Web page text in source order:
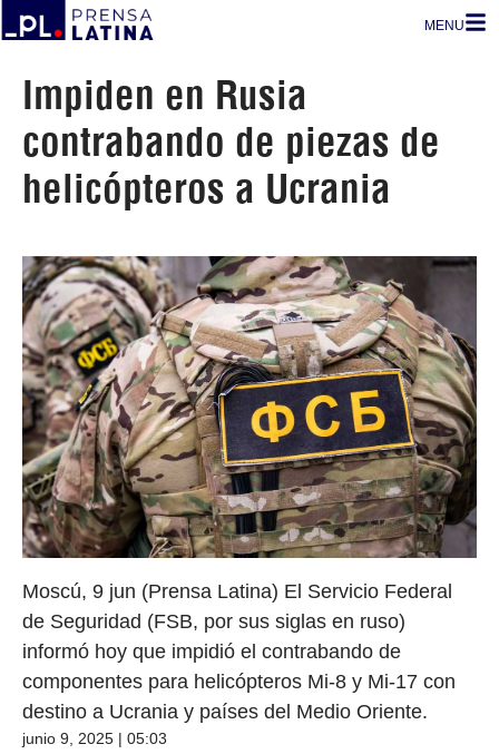
MENU
Impiden en Rusia
contrabando de piezas de
helicópteros a Ucrania
Moscú, 9 jun (Prensa Latina) El Servicio Federal
de Seguridad (FSB, por sus siglas en ruso)
informó hoy que impidió el contrabando de
componentes para helicópteros Mi-8 y Mi-17 con
destino a Ucrania y países del Medio Oriente.
junio 9, 2025 | 05:03